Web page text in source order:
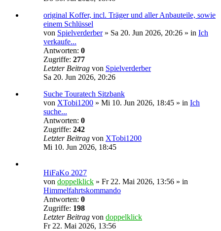
original Koffer, incl. Träger und aller Anbauteile, sowie
einem Schlüssel
von Spielverderber» Sa 20. Jun 2026, 20:26 » in Ich
verkaufe...
Antworten: 0
Zugriffe: 277
Letzter Beitrag von Spielverderber
Sa 20. Jun 2026, 20:26
Suche Touratech Sitzbank
von XTobi1200 » Mi 10. Jun 2026, 18:45 » in Ich
suche...
Antworten: 0
Zugriffe: 242
Letzter Beitrag von XTobi1200
Mi 10. Jun 2026, 18:45
HiFaKo 2027
von doppelklick » Fr 22. Mai 2026, 13:56 » in
Himmelfahrtskommando
Antworten: 0
Zugriffe: 198
Letzter Beitrag von doppelklick
Fr 22. Mai 2026, 13:56